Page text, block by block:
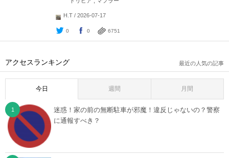
H.T / 2026-07-17
0 0 6751
アクセスランキング 最近の人気の記事
今日 週間 月間
迷惑！家の前の無断駐車が邪魔！違反じゃないの？警察
に通報すべき？